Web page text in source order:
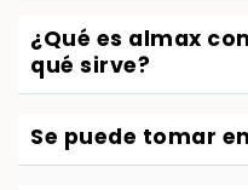
¿Qué es almax
qué sirve?
Se puede tomar